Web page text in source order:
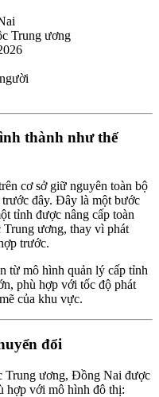
Trung ương
thành như thế
cơ sở giữ nguyên toàn bộ
đây. Đây là một bước
tỉnh được nâng cấp toàn
ương, thay vì phát
trước.
từ mô hình quản lý cấp tỉnh
phù hợp với tốc độ phát
của khu vực.
đổi
Trung ương, Đồng Nai được
hợp với mô hình đô thị: